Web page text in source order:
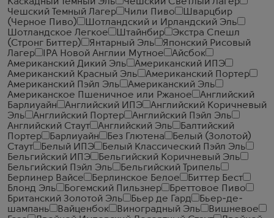
Чешский Темный Лагер
Чили Пиво
Шварцбир
(Черное Пиво)
Шотландский и Ирландский Эль
Шотландское Легкое
Штайнбир
Экстра Спешл
(Стронг Биттер)
Янтарный Эль
Японский Рисовый
Лагер
IPA Новой Англии Мутное
Айсбок
Американский Дикий Эль
Американский ИПЭ
Американский Красный Эль
Американский Портер
Американский Пэйл Эль
Американский Эль
Американское Пшеничное или Ржаное
Английский
Барлиуайн
Английский ИПЭ
Английский Коричневый
Эль
Английский Портер
Английский Пэйл Эль
Английский Стаут
Английский Эль
Балтийский
Портер
Барлиуайн Без Глютена
Белый (Золотой)
Стаут
Белый ИПЭ
Белый Классический Пэйл Эль
Бельгийский ИПЭ
Бельгийский Коричневый Эль
Бельгийский Пэйл Эль
Бельгийский Трипель
Берлинер Вайсе
Берлинское Белое
Биттер Бест
Блонд Эль
Богемский Пильзнер
Бреттовое Пиво
Британский Золотой Эль
Бьер де Гард
Бьер-де-
шампань
Вайценбок Виноградный Эль
Вишневое